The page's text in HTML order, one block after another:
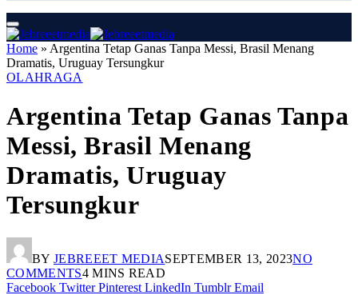
Home » Argentina Tetap Ganas Tanpa Messi, Brasil Menang
Dramatis, Uruguay Tersungkur
OLAHRAGA
Argentina Tetap Ganas Tanpa
Messi, Brasil Menang
Dramatis, Uruguay
Tersungkur
BY JEBREEET MEDIASEPTEMBER 13, 2023NO
COMMENTS4 MINS READ
Facebook Twitter Pinterest LinkedIn Tumblr Email